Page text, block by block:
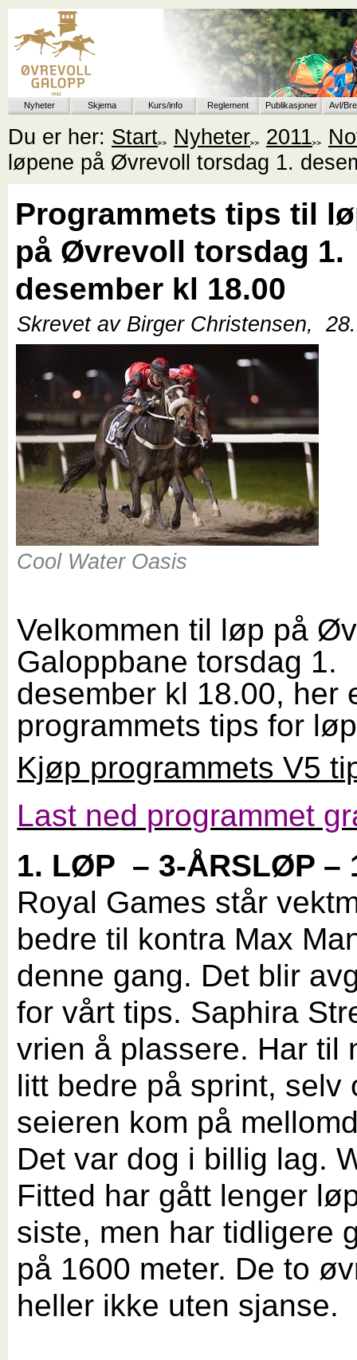
Nyheter Skjema Kurs/info Reglement Publikasjoner Avl/
Du er her: Start Nyheter 2011
løpene på Øvrevoll torsdag 1.
Programmets tips til
på Øvrevoll torsdag 1.
desember kl 18.00
Skrevet av Birger Christensen,
Cool Water Oasis
Velkommen til løp på
Galoppbane torsdag 1.
desember kl 18.00, her
programmets tips for
Kjøp programmets V5
Last ned programmet
1. LØP – 3-ÅRSLØP –
Royal Games står
bedre til kontra Max
denne gang. Det blir
for vårt tips. Saphira
vrien å plassere. Har til
litt bedre på sprint, selv
seieren kom på
Det var dog i billig lag.
Fitted har gått lenger
siste, men har tidligere
på 1600 meter. De to
heller ikke uten sjanse.